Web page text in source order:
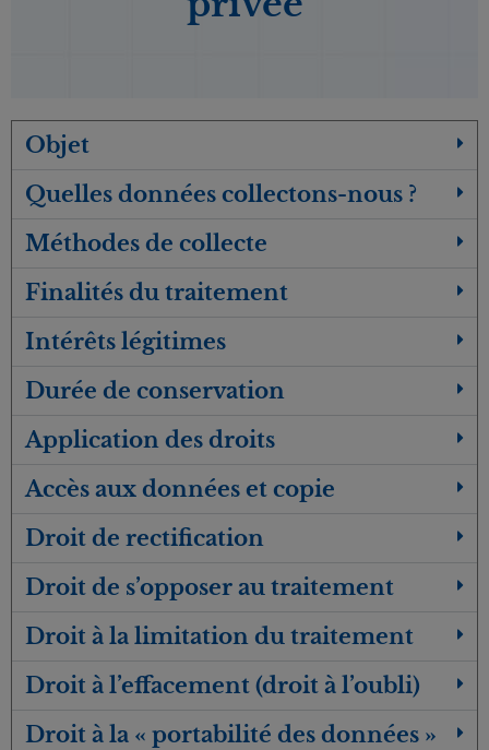
Objet
Quelles données collectons-nous ?
Méthodes de collecte
Finalités du traitement
Intérêts légitimes
Durée de conservation
Application des droits
Accès aux données et copie
Droit de rectification
Droit de s’opposer au traitement
Droit à la limitation du traitement
Droit à l’effacement (droit à l’oubli)
Droit à la « portabilité des données »